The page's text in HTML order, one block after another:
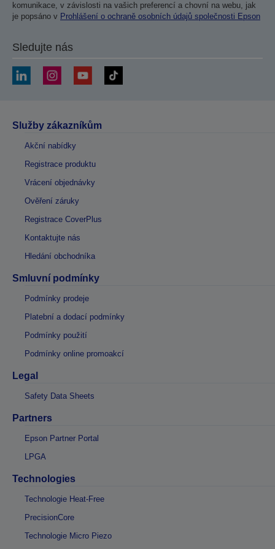
komunikace, v závislosti na vašich preferencí a chovní na webu, jak
je popsáno v Prohlášení o ochraně osobních údajů společnosti Epson
Sledujte nás
Služby zákazníkům
Akční nabídky
Registrace produktu
Vrácení objednávky
Ověření záruky
Registrace CoverPlus
Kontaktujte nás
Hledání obchodníka
Smluvní podmínky
Podmínky prodeje
Platební a dodací podmínky
Podmínky použití
Podmínky online promoakcí
Legal
Safety Data Sheets
Partners
Epson Partner Portal
LPGA
Technologies
Technologie Heat-Free
PrecisionCore
Technologie Micro Piezo